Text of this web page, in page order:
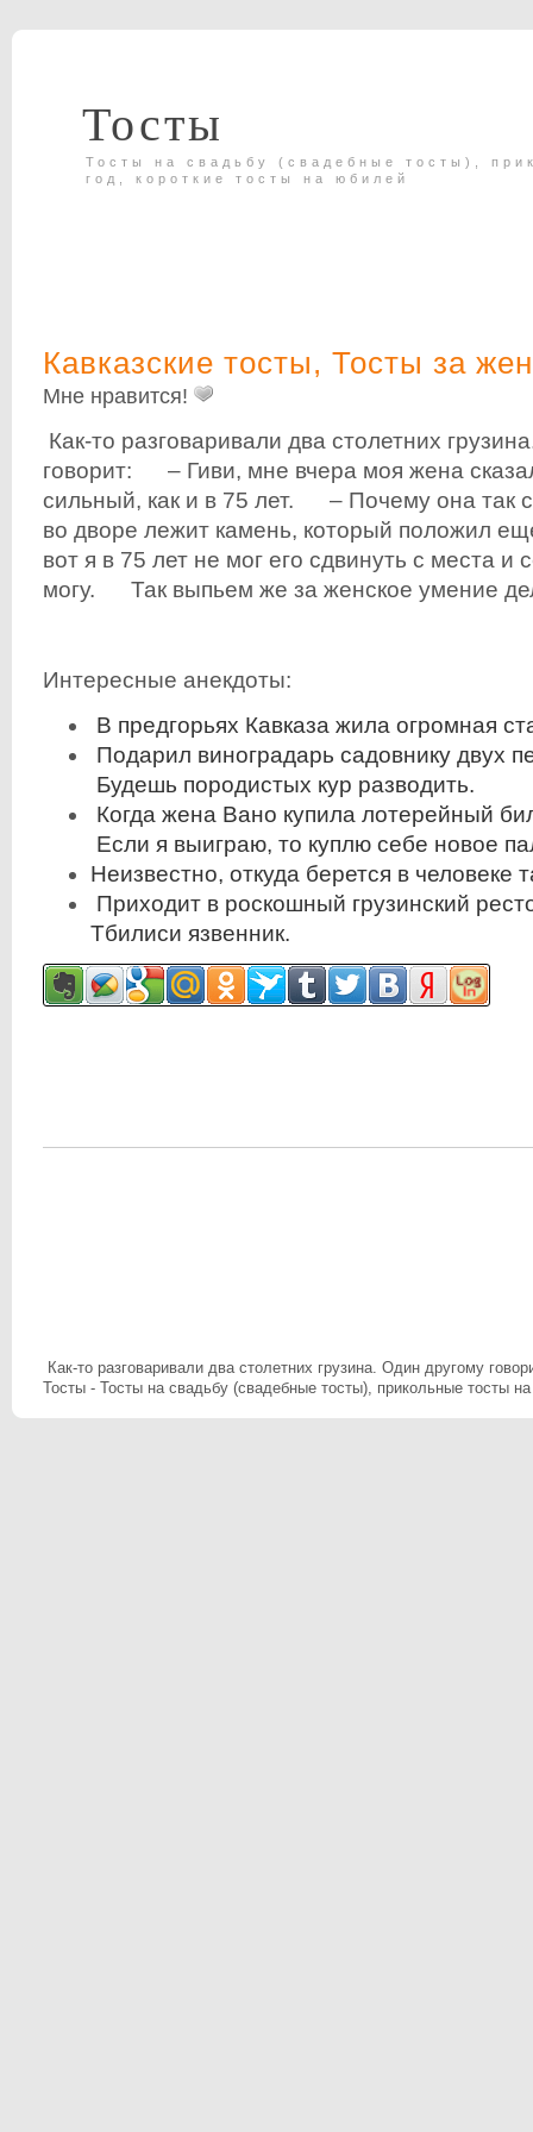
Тосты
Тосты на свадьбу (свадебные тосты),
год, короткие тосты на юбилей
Кавказские тосты, Тосты за
Мне нравится!
Как-то разговаривали два столетних
говорит: – Гиви, мне вчера моя жена
сильный, как и в 75 лет. – Почему она
во дворе лежит камень, который положил
вот я в 75 лет не мог его сдвинуть с места и
могу. Так выпьем же за женское умение
Интересные анекдоты:
В предгорьях Кавказа жила огромная
Подарил виноградарь садовнику двух
Будешь породистых кур разводить.
Когда жена Вано купила лотерейный
Если я выиграю, то куплю себе новое
Неизвестно, откуда берется в человеке
Приходит в роскошный грузинский
Тбилиси язвенник.
Как-то разговаривали два столетних грузина. Один другому
Тосты - Тосты на свадьбу (свадебные тосты), прикольные тосты